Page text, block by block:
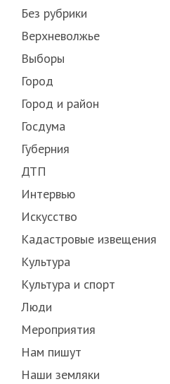
Без рубрики
Верхневолжье
Выборы
Город
Город и район
Госдума
Губерния
ДТП
Интервью
Искусство
Кадастровые извещения
Культура
Культура и спорт
Люди
Мероприятия
Нам пишут
Наши земляки